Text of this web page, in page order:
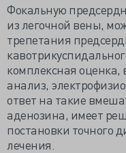
Фокальную
из легочной вены,
трепетания
комплексная
анализ,
ответ на такие
аденозина, имеет
постановки точного
лечения.